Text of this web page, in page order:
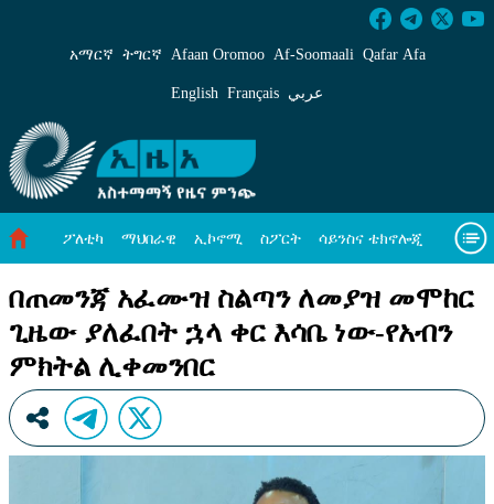
በጠመንጃ አፈሙዝ ስልጣን ለመያዝ መሞከር ጊዜው
አማርኛ ትግርኛ Afaan Oromoo Af‑Soomaali Qafar Afa
English Français عربي
ፖለቲካ ማህበራዊ ኢኮኖሚ ስፖርት ሳይንስና ቴክኖሎጂ
አካባቢ ጥበቃ
መጽሔት ስለ እኛ
በጠመንጃ አፈሙዝ ስልጣን ለመያዝ መሞከር
ጊዜው ያለፈበት ኋላ ቀር እሳቤ ነው-የአብን
ምክትል ሊቀመንበር